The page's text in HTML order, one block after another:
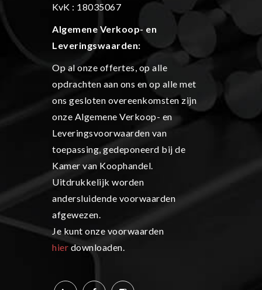
KvK : 18035067
Algemene Verkoop- en
Leveringswaarden:
Op al onze offertes, op alle
opdrachten aan ons en op alle met
ons gesloten overeenkomsten zijn
onze Algemene Verkoop- en
Leveringsvoorwaarden van
toepassing, gedeponeerd bij de
Kamer van Koophandel.
Uitdrukkelijk worden
andersluidende voorwaarden
afgewezen.
Je kunt onze voorwaarden
hier downloaden.